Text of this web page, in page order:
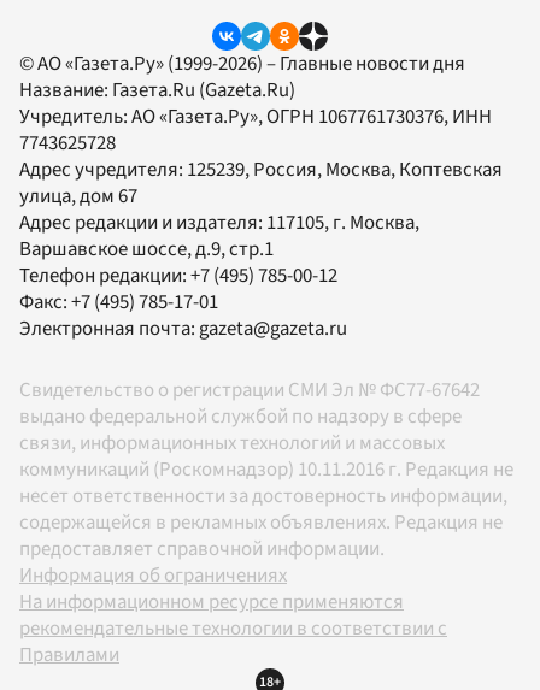
© АО «Газета.Ру» (1999-2026) – Главные новости дня
Название: Газета.Ru (Gazeta.Ru)
Учредитель:АО «Газета.Ру», ОГРН 1067761730376, ИНН
7743625728
Адрес учредителя: 125239, Россия, Москва, Коптевская
улица, дом 67
Адрес редакции и издателя: 117105, г. Москва,
Варшавское шоссе, д.9, стр.1
Телефон редакции:+7 (495) 785-00-12
Факс:+7 (495) 785-17-01
Электронная почта:gazeta@gazeta.ru
Свидетельство о регистрации СМИ Эл № ФС77-67642
выдано федеральной службой по надзору в сфере
связи, информационных технологий и массовых
коммуникаций (Роскомнадзор) 10.11.2016 г. Редакция не
несет ответственности за достоверность информации,
содержащейся в рекламных объявлениях. Редакция не
предоставляет справочной информации.
Информация об ограничениях
На информационном ресурсе применяются
рекомендательные технологии в соответствии с
Правилами
18+